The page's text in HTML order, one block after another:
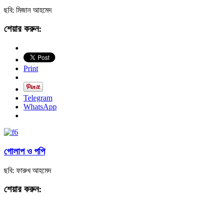
ছবি: মিজান আহমেদ
শেয়ার করুন:
Print
Telegram
WhatsApp
গোলাপ ও পপি
ছবি: ফারুখ আহমেদ
শেয়ার করুন: